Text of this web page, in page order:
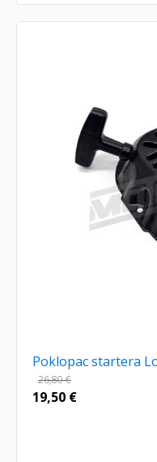
Poklopac startera
26,80€
19,50 €